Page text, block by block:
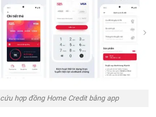
hợp đồng Home Credit bằng app